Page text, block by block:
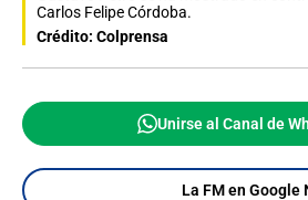
Carlos Felipe Córdoba.
Crédito: Colprensa
Unirse al Canal de
La FM en Google